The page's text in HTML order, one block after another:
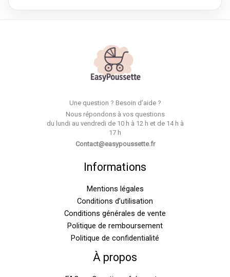
Une question ? Besoin d’aide ?
Nous répondons à vos questions
du lundi au vendredi de 10 h à 12 h et de 14 h à
17 h
Contact@easypoussette.fr
Informations
Mentions légales
Conditions d’utilisation
Conditions générales de vente
Politique de remboursement
Politique de confidentialité
À propos